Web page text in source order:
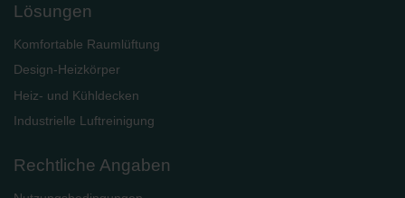
Lösungen
Komfortable Raumlüftung
Design-Heizkörper
Heiz- und Kühldecken
Industrielle Luftreinigung
Rechtliche Angaben